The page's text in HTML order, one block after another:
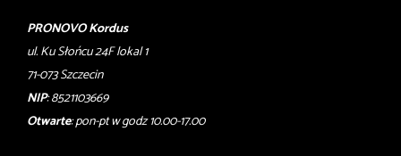
PRONOVO Kordus
ul. Ku Słońcu 24F lokal 1
71-073 Szczecin
NIP: 8521103669
Otwarte: pon-pt w godz 10.00-17.00